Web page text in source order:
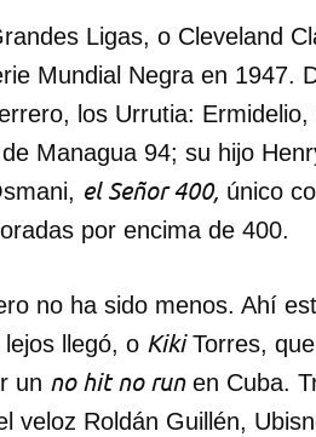
has de iniciar sesión con tu
Ligas, o Cleveland
Mundial Negra en 1947.
los Urrutia: Ermidelio,
Managua 94; su hijo
el Señor 400, único
por encima de 400.
no ha sido menos. Ahí
llegó, o KikiTorres,
un no hit no runen Cuba.
veloz Roldán Guillén,